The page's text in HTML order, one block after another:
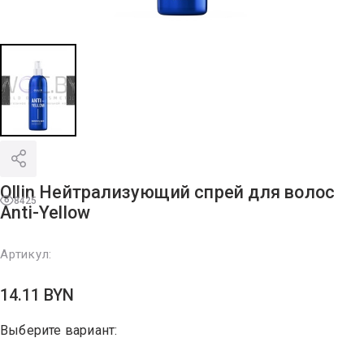
8425
Ollin Нейтрализующий спрей для волос
Anti-Yellow
Артикул:
14.11 BYN
Выберите вариант: